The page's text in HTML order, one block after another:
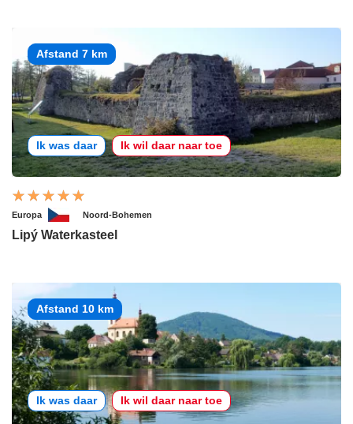
Afstand 7 km
Ik was daar Ik wil daar naar toe
Europa Noord-Bohemen
Lipý Waterkasteel
Afstand 10 km
Ik was daar Ik wil daar naar toe